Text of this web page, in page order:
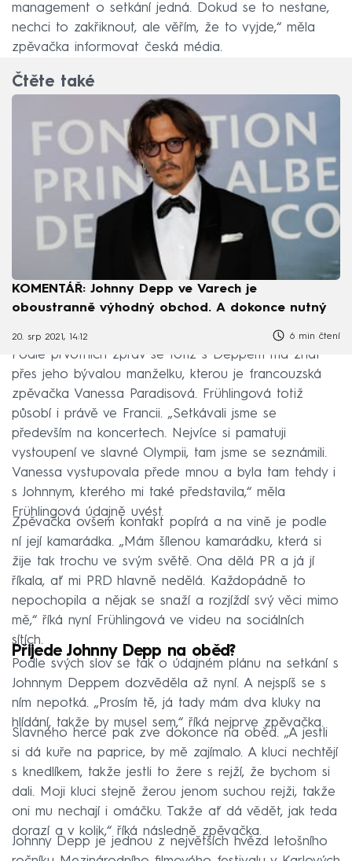
management o setkání jedná. Dokud se to nestane,
nechci to zakřiknout, ale věřím, že to vyjde,“ měla
zpěvačka informovat česká média.
Čtěte také
KOMENTÁŘ: Johnny Depp ve Varech je
oboustranně výhodný obchod. A dokonce nutný
20. srp 2021, 14:12 6 min čtení
Podle prvotních zpráv se totiž s Deppem má znát
přes jeho bývalou manželku, kterou je francouzská
zpěvačka Vanessa Paradisová. Frühlingová totiž
působí i právě ve Francii. „Setkávali jsme se
především na koncertech. Nejvíce si pamatuji
vystoupení ve slavné Olympii, tam jsme se seznámili.
Vanessa vystupovala přede mnou a byla tam tehdy i
s Johnnym, kterého mi také představila,“ měla
Frühlingová údajně uvést.
Zpěvačka ovšem kontakt popírá a na vině je podle
ní její kamarádka. „Mám šílenou kamarádku, která si
žije tak trochu ve svým světě. Ona dělá PR a já jí
říkala, ať mi PRD hlavně nedělá. Každopádně to
nepochopila a nějak se snaží a rozjíždí svý věci mimo
mě,“ říká nyní Frühlingová ve videu na sociálních
sítích.
Přijede Johnny Depp na oběd?
Podle svých slov se tak o údajném plánu na setkání s
Johnnym Deppem dozvěděla až nyní. A nejspíš se s
ním nepotká. „Prosím tě, já tady mám dva kluky na
hlídání, takže by musel sem,“ říká nejprve zpěvačka.
Slavného herce pak zve dokonce na oběd. „A jestli
si dá kuře na paprice, by mě zajímalo. A kluci nechtějí
s knedlíkem, takže jestli to žere s rejží, že bychom si
dali. Moji kluci stejně žerou jenom suchou rejži, takže
oni mu nechají i omáčku. Takže ať dá vědět, jak teda
dorazí a v kolik,“ říká následně zpěvačka.
Johnny Depp je jednou z největších hvězd letošního